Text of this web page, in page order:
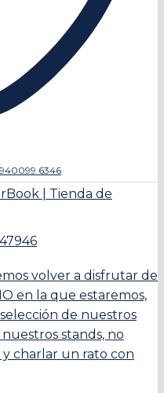
6346
| Tienda de
volver a disfrutar de
en la que estaremos,
de nuestros
stands, no
y charlar un rato con